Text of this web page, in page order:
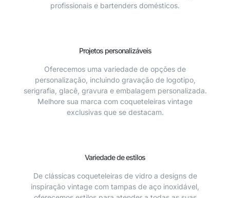
profissionais e bartenders domésticos.
Projetos personalizáveis
Oferecemos uma variedade de opções de
personalização, incluindo gravação de logotipo,
serigrafia, glacê, gravura e embalagem personalizada.
Melhore sua marca com coqueteleiras vintage
exclusivas que se destacam.
Variedade de estilos
De clássicas coqueteleiras de vidro a designs de
inspiração vintage com tampas de aço inoxidável,